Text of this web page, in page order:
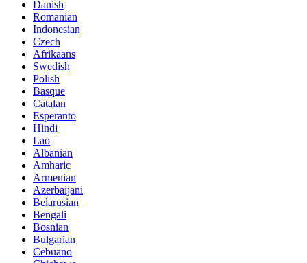
Danish
Romanian
Indonesian
Czech
Afrikaans
Swedish
Polish
Basque
Catalan
Esperanto
Hindi
Lao
Albanian
Amharic
Armenian
Azerbaijani
Belarusian
Bengali
Bosnian
Bulgarian
Cebuano